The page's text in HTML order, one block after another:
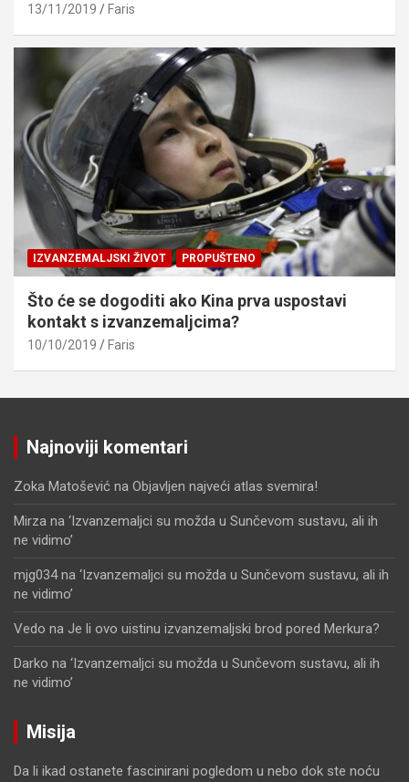
13/11/2019 Faris
IZVANZEMALJSKI ŽIVOT PROPUŠTENO
Što će se dogoditi ako Kina prva uspostavi
kontakt s izvanzemaljcima?
10/10/2019 Faris
Najnoviji komentari
Zoka Matošević na Objavljen najveći atlas svemira!
Mirza na ‘Izvanzemaljci su možda u Sunčevom sustavu, ali ih
ne vidimo’
mjg034na ‘Izvanzemaljci su možda u Sunčevom sustavu, ali ih
ne vidimo’
Vedo na Je li ovo uistinu izvanzemaljski brod pored Merkura?
Darko na ‘Izvanzemaljci su možda u Sunčevom sustavu, ali ih
ne vidimo’
Misija
Da li ikad ostanete fascinirani pogledom u nebo dok ste noću